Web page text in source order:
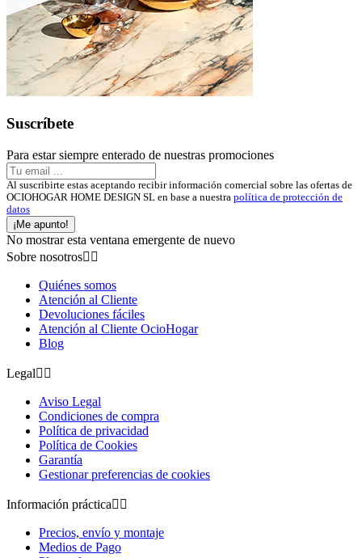
Suscríbete
Para estar siempre enterado de nuestras promociones
Al suscribirte estas aceptando recibir información comercial sobre las ofertas de
OCIOHOGAR HOME DESIGN SL en base a nuestra política de protección de
datos
¡Me apunto!
No mostrar esta ventana emergente de nuevo
Sobre nosotros 
Quiénes somos
Atención al Cliente
Devoluciones fáciles
Atención al Cliente OcioHogar
Blog
Legal 
Aviso Legal
Condiciones de compra
Política de privacidad
Política de Cookies
Garantía
Gestionar preferencias de cookies
Información práctica 
Precios, envío y montaje
Medios de Pago